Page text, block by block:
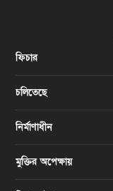
ফিচার
চলিতেছে
নির্মাণাধীন
মুক্তির অপেক্ষায়